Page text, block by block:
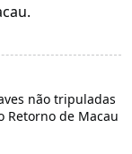
não tripuladas
Retorno de Macau